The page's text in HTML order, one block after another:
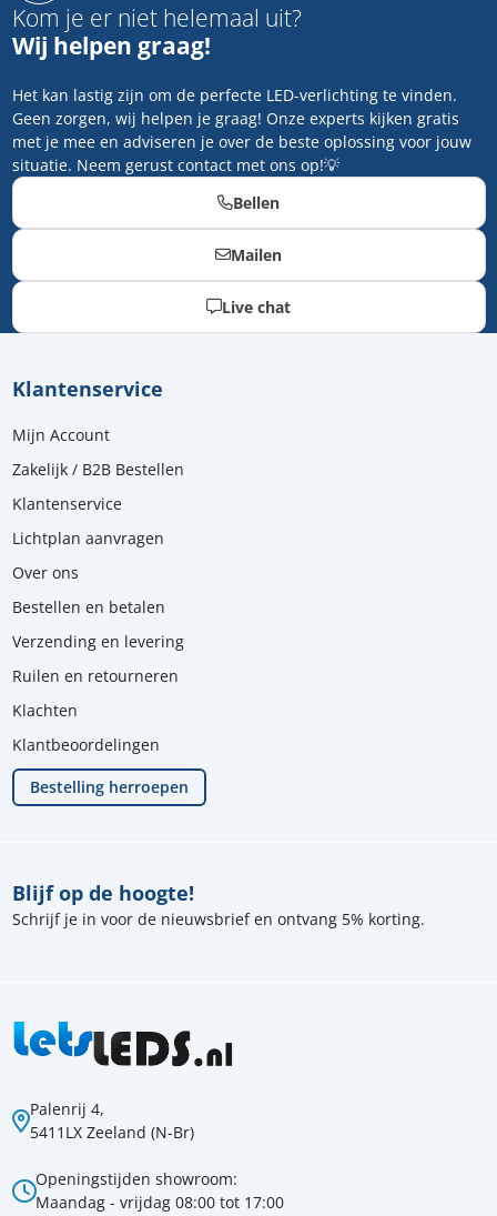
Kom je er niet helemaal uit?
Wij helpen graag!
Het kan lastig zijn om de perfecte LED-verlichting te vinden.
Geen zorgen, wij helpen je graag! Onze experts kijken gratis
met je mee en adviseren je over de beste oplossing voor jouw
situatie. Neem gerust contact met ons op!💡
Bellen
Mailen
Live chat
Palenrij 4,
5411LX Zeeland (N-Br)
Openingstijden showroom:
Maandag - vrijdag 08:00 tot 17:00
Blijf op de hoogte!
Schrijf je in voor de nieuwsbrief en ontvang 5% korting.
Klantenservice
Mijn Account
Zakelijk / B2B Bestellen
Klantenservice
Lichtplan aanvragen
Over ons
Bestellen en betalen
Verzending en levering
Ruilen en retourneren
Klachten
Klantbeoordelingen
Bestelling herroepen